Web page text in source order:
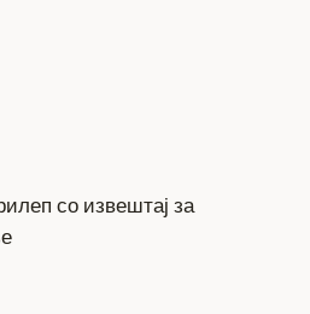
со извештај за